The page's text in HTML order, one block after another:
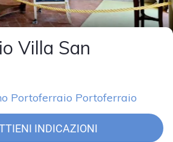
Villa San
Portoferraio Portoferraio
INDICAZIONI